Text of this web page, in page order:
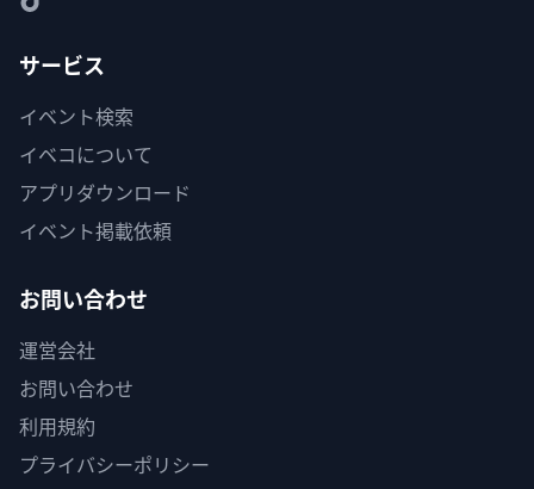
サービス
イベント検索
イベコについて
アプリダウンロード
イベント掲載依頼
お問い合わせ
運営会社
お問い合わせ
利用規約
プライバシーポリシー